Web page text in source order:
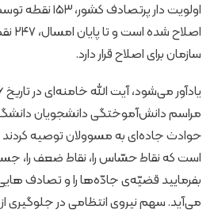
اولویت دار
سازمان برای اصلاح قرار دارد.
مراسم دانش‌آموختگی دانشجویان
حوادث جاده‌ای به مسوولان توصیه
است که نقاط حسّاس را، نقاط ضعف را،
بفرمایید قضیّه‌ی جادّه‌ها را و تصادف
می‌آید. سهم نیروی انتظامی در جلوگیری